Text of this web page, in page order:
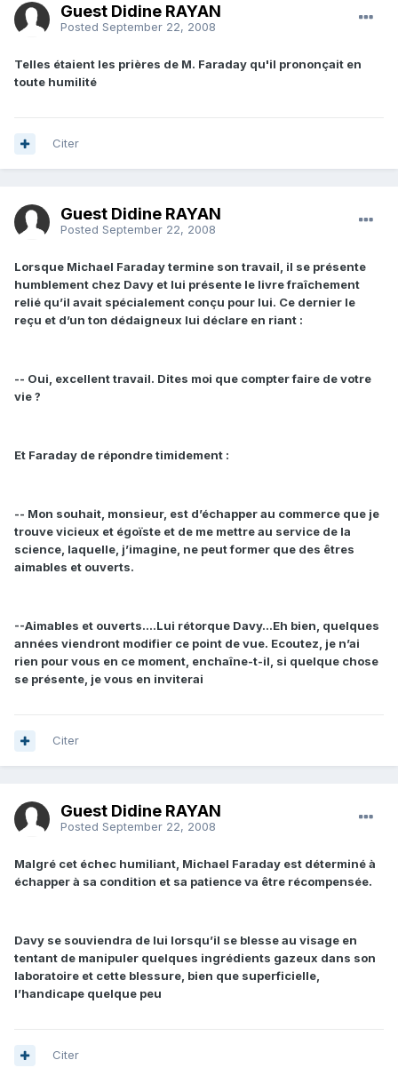
Guest Didine RAYAN
Posted September 22, 2008
Telles étaient les prières de M. Faraday qu'il prononçait en
toute humilité
Citer
Guest Didine RAYAN
Posted September 22, 2008
Lorsque Michael Faraday termine son travail, il se présente
humblement chez Davy et lui présente le livre fraîchement
relié qu’il avait spécialement conçu pour lui. Ce dernier le
reçu et d’un ton dédaigneux lui déclare en riant :
-- Oui, excellent travail. Dites moi que compter faire de votre
vie ?
Et Faraday de répondre timidement :
-- Mon souhait, monsieur, est d’échapper au commerce que je
trouve vicieux et égoïste et de me mettre au service de la
science, laquelle, j’imagine, ne peut former que des êtres
aimables et ouverts.
--Aimables et ouverts….Lui rétorque Davy…Eh bien, quelques
années viendront modifier ce point de vue. Ecoutez, je n’ai
rien pour vous en ce moment, enchaîne-t-il, si quelque chose
se présente, je vous en inviterai
Citer
Guest Didine RAYAN
Posted September 22, 2008
Malgré cet échec humiliant, Michael Faraday est déterminé à
échapper à sa condition et sa patience va être récompensée.
Davy se souviendra de lui lorsqu’il se blesse au visage en
tentant de manipuler quelques ingrédients gazeux dans son
laboratoire et cette blessure, bien que superficielle,
l’handicape quelque peu
Citer